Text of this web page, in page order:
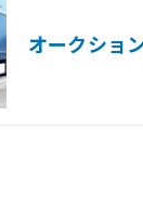
オークショ